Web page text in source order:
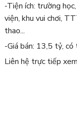
-Tiện ích: trường
viện, khu vui chơi,
thao...
-Giá bán: 13,5 tỷ,
Liên hệ trực tiếp